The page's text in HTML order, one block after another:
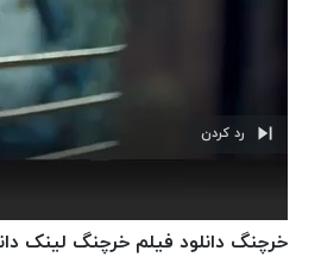
رد کردن
خرچنگ دانلود فیلم خرچنگ لینک